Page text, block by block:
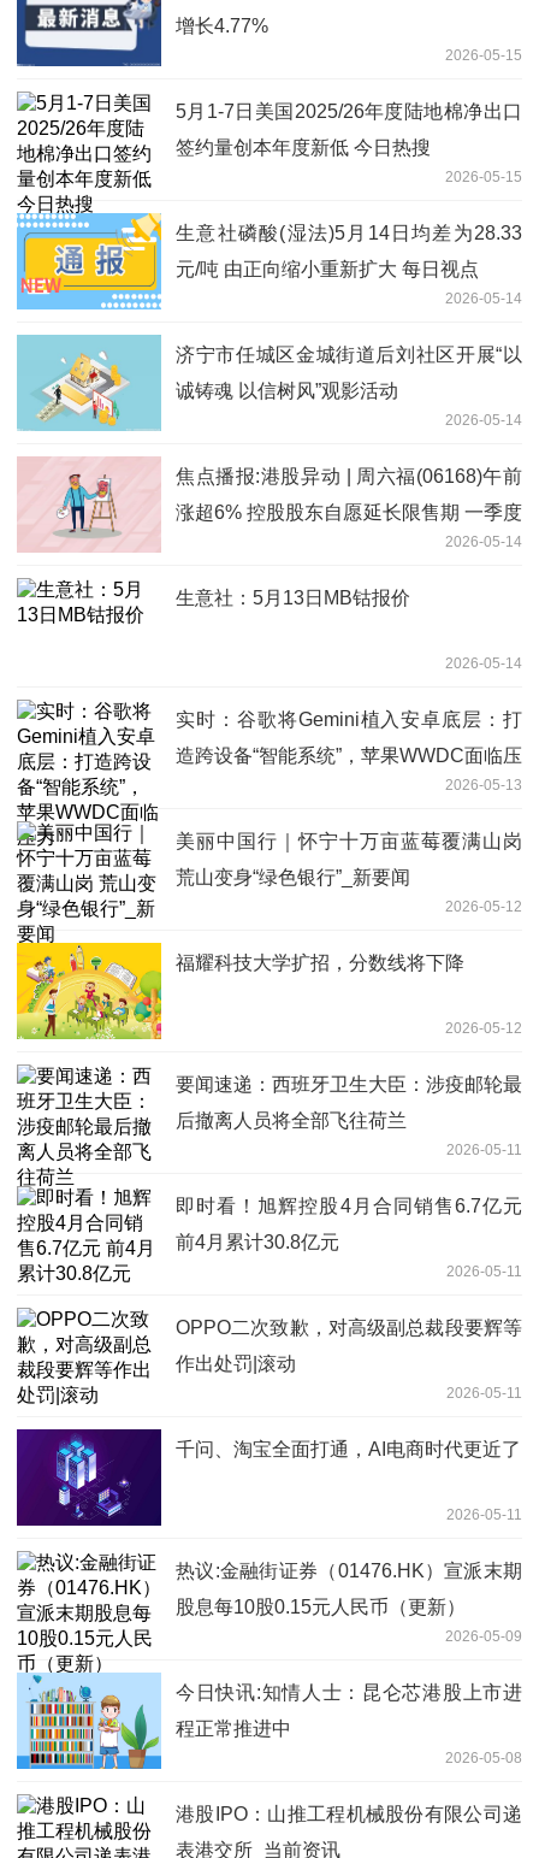
增长4.77%
2026-05-15
5月1-7日美国2025/26年度陆地棉净出口
签约量创本年度新低 今日热搜
2026-05-15
生意社磷酸(湿法)5月14日均差为28.33
元/吨 由正向缩小重新扩大 每日视点
2026-05-14
济宁市任城区金城街道后刘社区开展“以
诚铸魂 以信树风”观影活动
2026-05-14
焦点播报:港股异动 | 周六福(06168)午前
涨超6% 控股股东自愿延长限售期 一季度
2026-05-14
生意社：5月13日MB钴报价
2026-05-14
实时：谷歌将Gemini植入安卓底层：打
造跨设备“智能系统”，苹果WWDC面临压
2026-05-13
美丽中国行｜怀宁十万亩蓝莓覆满山岗
荒山变身“绿色银行”_新要闻
2026-05-12
福耀科技大学扩招，分数线将下降
2026-05-12
要闻速递：西班牙卫生大臣：涉疫邮轮最
后撤离人员将全部飞往荷兰
2026-05-11
即时看！旭辉控股4月合同销售6.7亿元
前4月累计30.8亿元
2026-05-11
OPPO二次致歉，对高级副总裁段要辉等
作出处罚|滚动
2026-05-11
千问、淘宝全面打通，AI电商时代更近了
2026-05-11
热议:金融街证券（01476.HK）宣派末期
股息每10股0.15元人民币（更新）
2026-05-09
今日快讯:知情人士：昆仑芯港股上市进
程正常推进中
2026-05-08
港股IPO：山推工程机械股份有限公司递
表港交所_当前资讯